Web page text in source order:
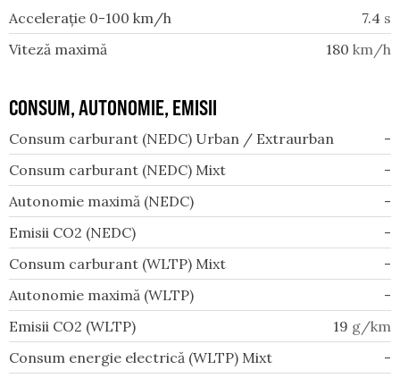
Accelerație 0-100 km/h 7.4 s
Viteză maximă
180 km/h
CONSUM, AUTONOMIE, EMISII
Consum carburant (NEDC) Urban / Extraurban
-
Consum carburant (NEDC) Mixt
-
Autonomie maximă (NEDC)
-
Emisii CO2 (NEDC)
-
Consum carburant (WLTP) Mixt
-
Autonomie maximă (WLTP)
-
Emisii CO2 (WLTP)
19 g/km
Consum energie electrică (WLTP) Mixt
-